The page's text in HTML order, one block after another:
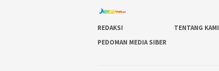
REDAKSI TENTANG KAMI
PEDOMAN MEDIA SIBER